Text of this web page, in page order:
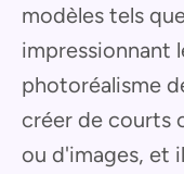
modèles tels
impressionnant
photoréalisme
créer de courts
ou d'images, et